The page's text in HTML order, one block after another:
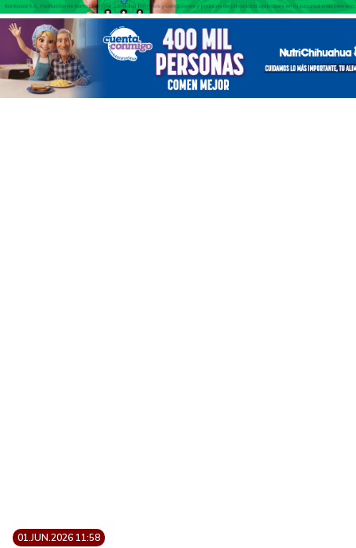
01.JUN.2026 11:58